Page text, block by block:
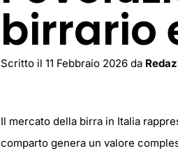
birrario
Scritto il 11 Febbraio 2026 da
Il mercato della birra in Italia
comparto genera un valore